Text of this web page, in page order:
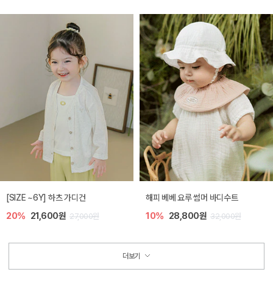
[SIZE ~6Y] 하츠 가디건
20% 21,600원 27,000원
해피 베베 요루 썸머 바디수트
10% 28,800원 32,000원
더보기